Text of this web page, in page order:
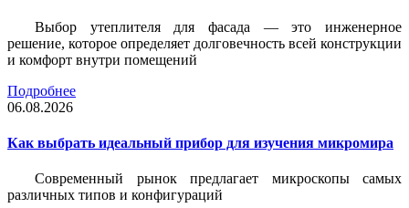
Выбор утеплителя для фасада — это инженерное
решение, которое определяет долговечность всей конструкции
и комфорт внутри помещений
Подробнее
06.08.2026
Как выбрать идеальный прибор для изучения микромира
Современный рынок предлагает микроскопы самых
различных типов и конфигураций